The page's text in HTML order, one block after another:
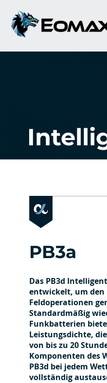
PB3a
Das PB3d
entwickelt, um
Feldoperationen
Standardmäßig
Funkbatterien
Leistungsdichte,
von bis zu 20
Komponenten des
PB3d bei jedem
vollständig